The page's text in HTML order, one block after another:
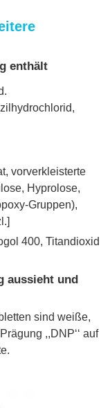
enthält
vorverkleisterte
Hyprolose,
Gruppen),
400, Titandioxid
aussieht und
sind weiße,
,,DNP‘‘ auf